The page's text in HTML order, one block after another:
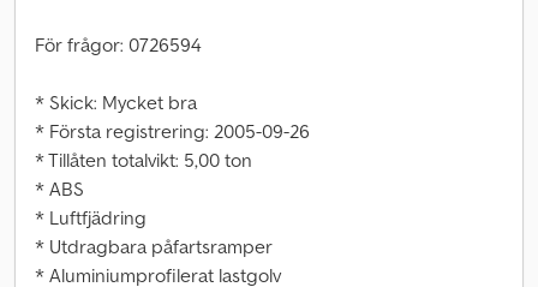
För frågor: 0726594
* Skick: Mycket bra
* Första registrering: 2005-09-26
* Tillåten totalvikt: 5,00 ton
* ABS
* Luftfjädring
* Utdragbara påfartsramper
* Aluminiumprofilerat lastgolv